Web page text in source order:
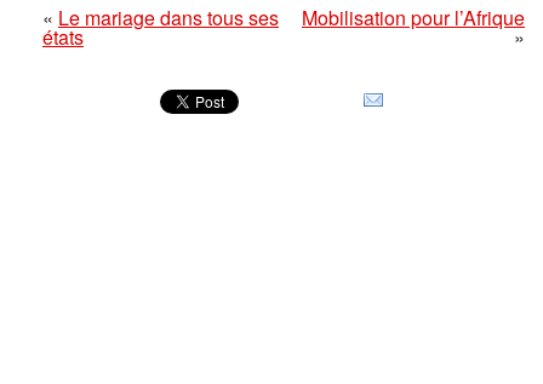
« Le mariage dans tous ses
états
Mobilisation pour l’Afrique
»